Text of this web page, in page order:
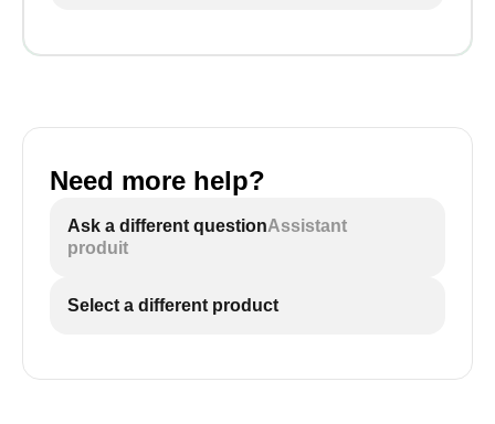
Need more help?
Ask a different questionAssistant
produit
Select a different product